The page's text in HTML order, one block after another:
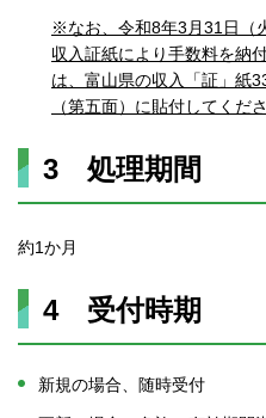
※なお、令和8年3月31日（
収入証紙により手数料を納
は、富山県の収入「証」紙
（第五面）に貼付してくださ
3 処理期間
約1か月
4 受付時期
新規の場合、随時受付